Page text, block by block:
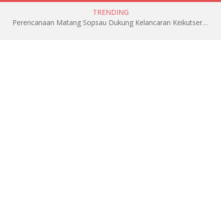
TRENDING
Perencanaan Matang Sopsau Dukung Kelancaran Keikutsertaan TNI AU di Pitch Black 2026